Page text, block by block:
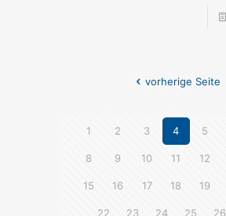
vorherige Seite
1 2 3 4 5
8 9 10 11 12
15 16 17 18 19
22 23 24 25 26